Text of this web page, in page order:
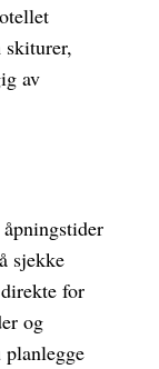
skiturer,
av
sjekke
for
og